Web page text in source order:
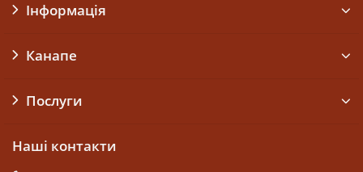
Інформація
Канапе
Послуги
Наші контакти